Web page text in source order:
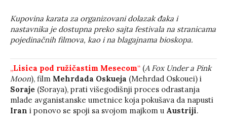
Kupovina karata za organizovani dolazak đaka i
nastavnika je dostupna preko sajta festivala na stranicama
pojedinačnih filmova, kao i na blagajnama bioskopa.
„Lisica pod ružičastim Mesecom“ (A Fox Under a Pink
Moon), film Mehrdada Oskueja (Mehrdad Oskouei) i
Soraje (Soraya), prati višegodišnji proces odrastanja
mlade avganistanske umetnice koja pokušava da napusti
Iran i ponovo se spoji sa svojom majkom u Austriji.